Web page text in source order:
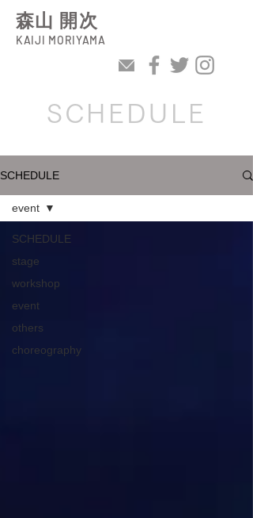
森山 開次
KAIJI MORIYAMA
SCHEDULE
SCHEDULE
SCHEDULE
stage
workshop
event
others
choreography
event